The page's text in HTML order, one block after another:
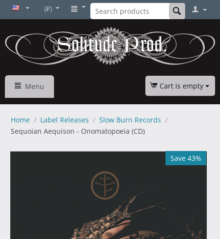
(₽)
Menu Cart is empty
Home / Label Releases / Slow Burn Records /
Sequoian Aequison - Onomatopoeia (CD)
Save 43%